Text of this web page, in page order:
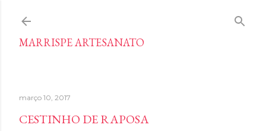
MARRISPE ARTESANATO
março 10, 2017
CESTINHO DE RAPOSA